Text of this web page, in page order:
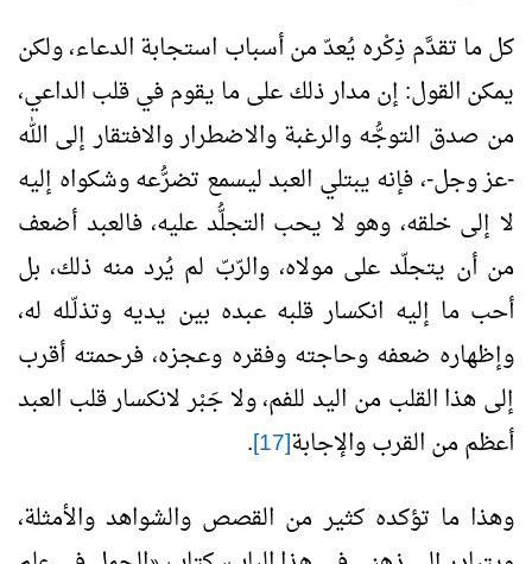
كل ما تقدَّم ذِكْره يُعدّ من أسباب استجابة الدعاء، ولكن
يمكن القول: إن مدار ذلك على ما يقوم في قلب الداعي،
من صدق التوجُّه والرغبة والاضطرار والافتقار إلى الله
-عز وجل-، فإنه يبتلي العبد ليسمع تضرُّعه وشكواه إليه
لا إلى خلقه، وهو لا يحب التجلُّد عليه، فالعبد أضعف
من أن يتجلّد على مولاه، والرّبّ لم يُرد منه ذلك، بل
أحب ما إليه انكسار قلبه عبده بين يديه وتذلّـله له،
وإظهاره ضعفه وحاجته وفقره وعجزه، فرحمته أقرب
إلى هذا القلب من اليد للفم، ولا جَبْر لانكسار قلب العبد
أعظم من القرب والإجابة[17]
.
وهذا ما تؤكده كثير من القصص والشواهد والأمثلة،